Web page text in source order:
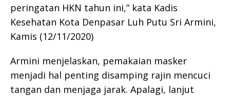
peringatan HKN tahun ini,” kata Kadis
Kesehatan Kota Denpasar Luh Putu Sri Armini,
Kamis (12/11/2020)
Armini menjelaskan, pemakaian masker
menjadi hal penting disamping rajin mencuci
tangan dan menjaga jarak. Apalagi, lanjut